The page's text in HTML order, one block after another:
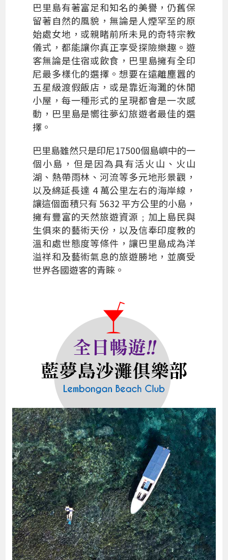
巴里島有著富足和知名的美譽，仍舊保
留著自然的風貌，無論是人煙罕至的原
始處女地，或親睹前所未見的奇特宗教
儀式，都能讓你真正享受探險樂趣。遊
客無論是住宿或飲食，巴里島擁有全印
尼最多樣化的選擇。想要在遠離塵囂的
五星級渡假飯店，或是靠近海灘的休閒
小屋，每一種形式的呈現都會是一次感
動，巴里島是嚮往夢幻旅遊者最佳的選
擇。
巴里島雖然只是印尼17500個島嶼中的一
個小島，但是因為具有活火山、火山
湖、熱帶雨林、河流等多元地形景觀，
以及綿延長達 4 萬公里左右的海岸線，
讓這個面積只有 5632 平方公里的小島，
擁有豐富的天然旅遊資源﹔加上島民與
生俱來的藝術天份，以及信奉印度教的
溫和處世態度等條件，讓巴里島成為洋
溢祥和及藝術氣息的旅遊勝地，並廣受
世界各國遊客的青睞。